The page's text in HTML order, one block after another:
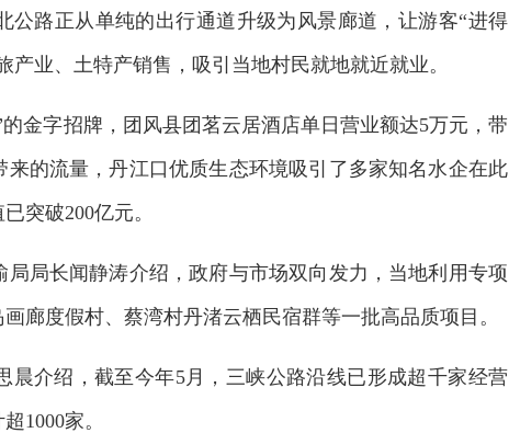
公路正从单纯的出行通道升级为风景廊道，让游客“进得
业、土特产销售，吸引当地村民就地就近就业。
金字招牌，团风县团茗云居酒店单日营业额达5万元，带
的流量，丹江口优质生态环境吸引了多家知名水企在此
突破200亿元。
局长闻静涛介绍，政府与市场双向发力，当地利用专项
廊度假村、蔡湾村丹渚云栖民宿群等一批高品质项目。
晨介绍，截至今年5月，三峡公路沿线已形成超千家经营
1000家。